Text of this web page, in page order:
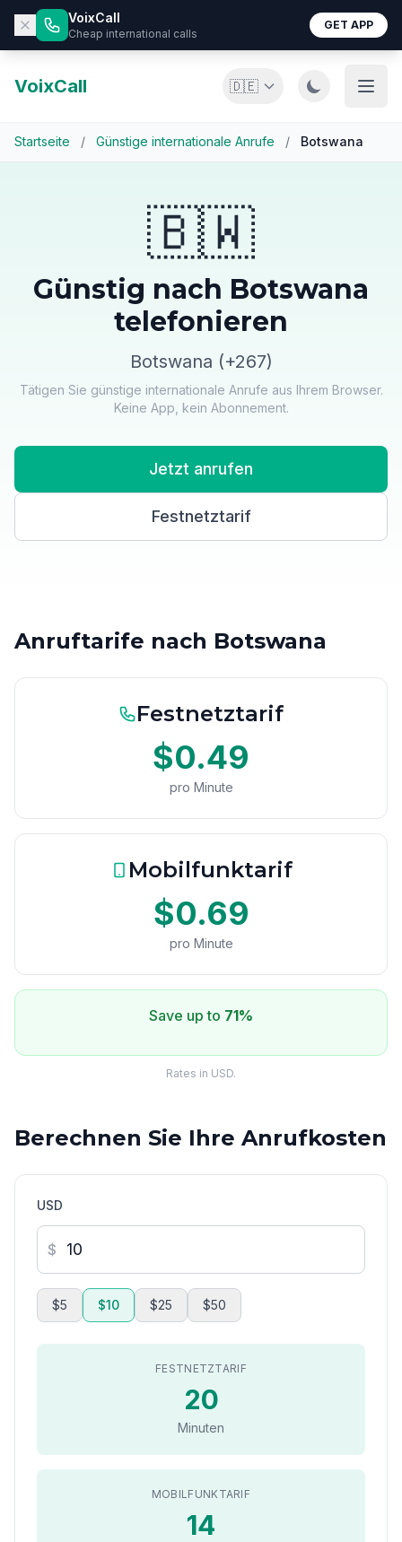
VoixCall
Cheap international calls
GET APP
VoixCall 🇩🇪
Startseite / Günstige internationale Anrufe / Botswana
🇧🇼
Günstig nach Botswana
telefonieren
Botswana (+267)
Tätigen Sie günstige internationale Anrufe aus Ihrem Browser.
Keine App, kein Abonnement.
Jetzt anrufen
Festnetztarif
Anruftarife nach Botswana
Festnetztarif
$0.49
pro Minute
Mobilfunktarif
$0.69
pro Minute
Save up to 71%
Rates in USD.
Berechnen Sie Ihre Anrufkosten
USD
$
$5 $10 $25 $50
FESTNETZTARIF
20
Minuten
MOBILFUNKTARIF
14